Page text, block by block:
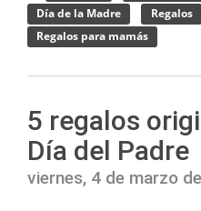
Día de la Madre
Regalos
Regalos para mamás
5 regalos
Día del Padre
viernes, 4 de marzo